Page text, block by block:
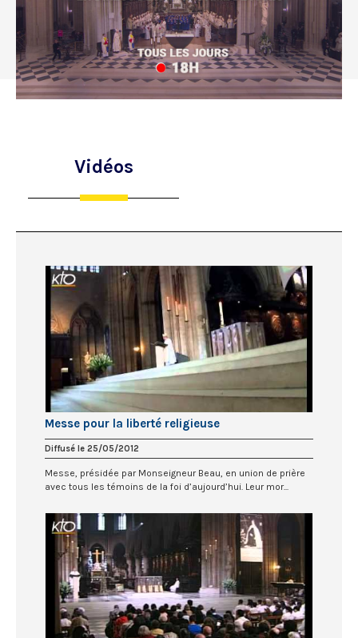
Vidéos
Messe pour la liberté religieuse
Diffusé le 25/05/2012
Messe, présidée par Monseigneur Beau, en union de prière
avec tous les témoins de la foi d’aujourd’hui. Leur mor...